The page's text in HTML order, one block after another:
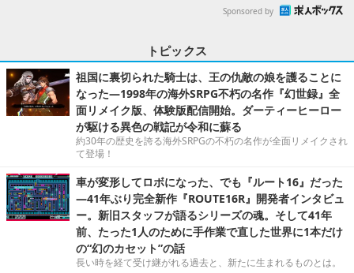
Sponsored by
トピックス
祖国に裏切られた騎士は、王の仇敵の娘を護ることに
なった―1998年の海外SRPG不朽の名作『幻世録』全
面リメイク版、体験版配信開始。ダーティーヒーロー
が駆ける異色の戦記が令和に蘇る
約30年の歴史を誇る海外SRPGの不朽の名作が全面リメイクされ
て登場！
車が変形してロボになった、でも『ルート16』だった
―41年ぶり完全新作『ROUTE16R』開発者インタビュ
ー。新旧スタッフが語るシリーズの魂。そして41年
前、たった1人のために手作業で直した世界に1本だけ
の“幻のカセット”の話
長い時を経て受け継がれる過去と、新たに生まれるものとは。